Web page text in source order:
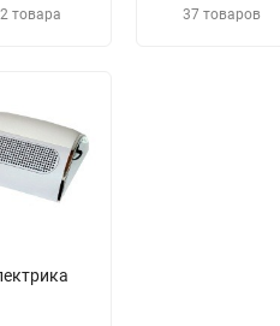
товара 37 товаров